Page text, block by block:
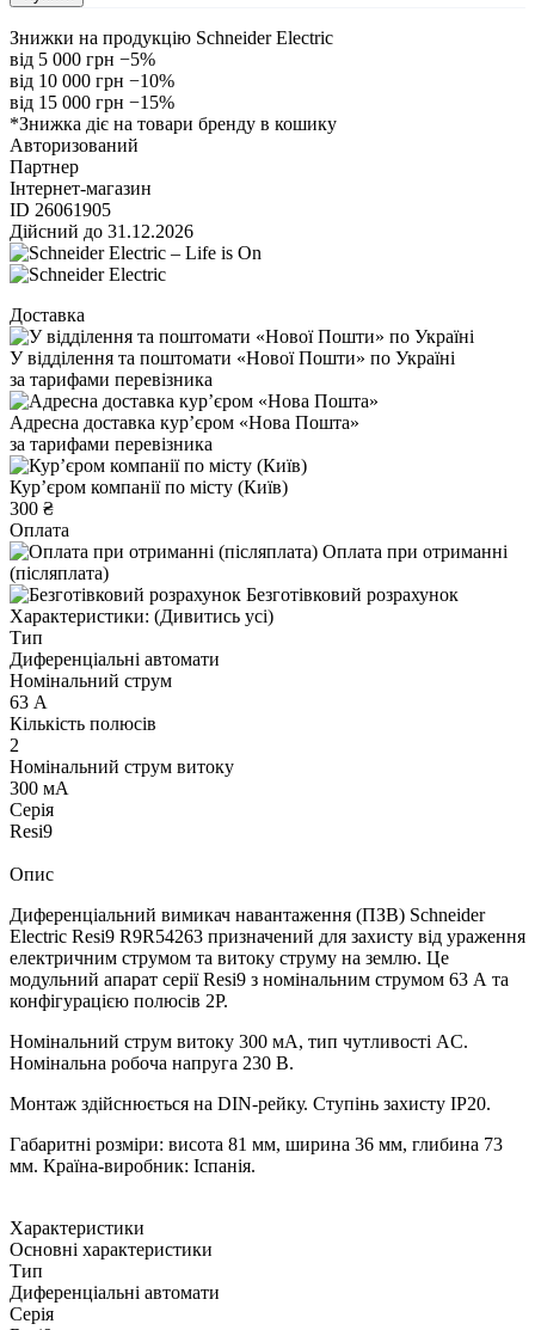
Знижки на продукцію Schneider Electric
від 5 000 грн −5%
від 10 000 грн −10%
від 15 000 грн −15%
*Знижка діє на товари бренду в кошику
Авторизований
Партнер
Інтернет-магазин
ID 26061905
Дійсний до 31.12.2026
Доставка
У відділення та поштомати «Нової Пошти» по Україні
за тарифами перевізника
Адресна доставка курʼєром «Нова Пошта»
за тарифами перевізника
Курʼєром компанії по місту (Київ)
300 ₴
Оплата
Оплата при отриманні
(післяплата)
Безготівковий розрахунок
Характеристики: (Дивитись усі)
Тип
Диференціальні автомати
Номінальний струм
63 А
Кількість полюсів
2
Номінальний струм витоку
300 мА
Серія
Resi9
Опис
Диференціальний вимикач навантаження (ПЗВ) Schneider
Electric Resi9 R9R54263 призначений для захисту від ураження
електричним струмом та витоку струму на землю. Це
модульний апарат серії Resi9 з номінальним струмом 63 А та
конфігурацією полюсів 2P.
Номінальний струм витоку 300 мА, тип чутливості AC.
Номінальна робоча напруга 230 В.
Монтаж здійснюється на DIN-рейку. Ступінь захисту IP20.
Габаритні розміри: висота 81 мм, ширина 36 мм, глибина 73
мм. Країна-виробник: Іспанія.
Характеристики
Основні характеристики
Тип
Диференціальні автомати
Серія